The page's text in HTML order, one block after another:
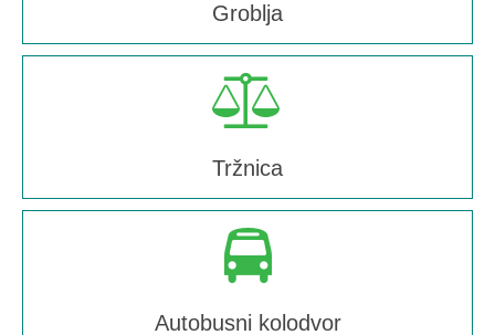
Groblja
Tržnica
Autobusni kolodvor